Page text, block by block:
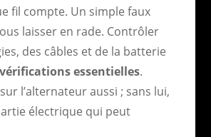
fil compte. Un simple faux
laisser en rade. Contrôler
des câbles et de la batterie
vérifications essentielles.
l’alternateur aussi ; sans lui,
électrique qui peut